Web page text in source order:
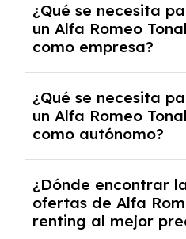
y, en algunos casos,
crediticia y un pago
¿Qué se necesita
un Alfa Romeo
como empresa?
documentación
casos, un informe de
y un pago inicial.
¿Qué se necesita
un Alfa Romeo
como autónomo?
autónomos, justificante
algunos casos, un
inicial.
¿Dónde encontrar
ofertas de Alfa
renting al mejor